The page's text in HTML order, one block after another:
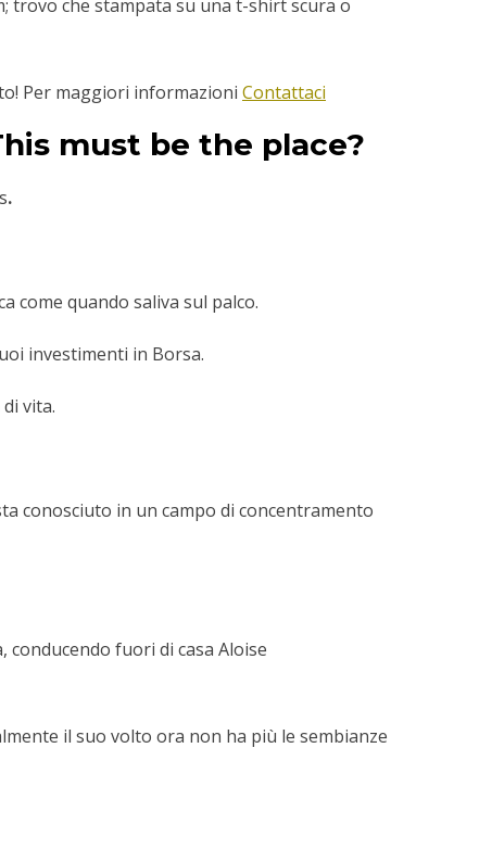
trovo che stampata su una t-shirt scura o
Per maggiori informazioni Contattaci
must be the place?
.
come quando saliva sul palco.
investimenti in Borsa.
vita.
conosciuto in un campo di concentramento
conducendo fuori di casa Aloise
il suo volto ora non ha più le sembianze